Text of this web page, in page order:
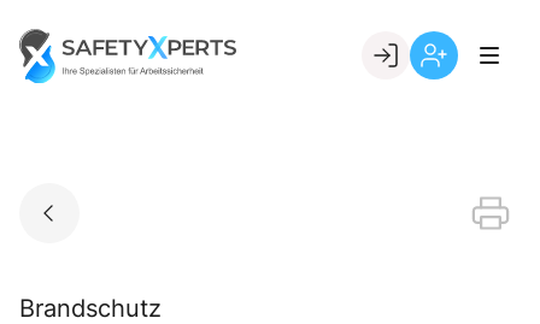
content
Go to landing page.
Brandschutz